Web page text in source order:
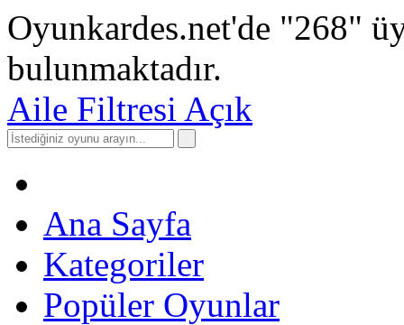
Oyunkardes.net'de "268"
bulunmaktadır.
Aile Filtresi Açık
Ana Sayfa
Kategoriler
Popüler Oyunlar